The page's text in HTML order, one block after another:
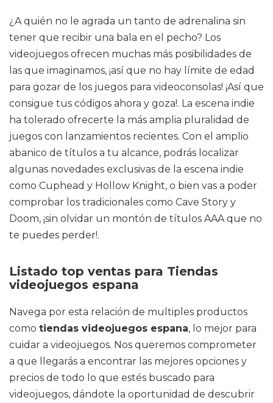
¿A quién no le agrada un tanto de adrenalina sin
tener que recibir una bala en el pecho? Los
videojuegos ofrecen muchas más posibilidades de
las que imaginamos, ¡así que no hay límite de edad
para gozar de los juegos para videoconsolas! ¡Así que
consigue tus códigos ahora y goza!. La escena indie
ha tolerado ofrecerte la más amplia pluralidad de
juegos con lanzamientos recientes. Con el amplio
abanico de títulos a tu alcance, podrás localizar
algunas novedades exclusivas de la escena indie
como Cuphead y Hollow Knight, o bien vas a poder
comprobar los tradicionales como Cave Story y
Doom, ¡sin olvidar un montón de títulos AAA que no
te puedes perder!.
Listado top ventas para Tiendas
videojuegos espana
Navega por esta relación de multiples productos
como tiendas videojuegos espana, lo mejor para
cuidar a videojuegos. Nos queremos comprometer
a que llegarás a encontrar las mejores opciones y
precios de todo lo que estés buscado para
videojuegos, dándote la oportunidad de descubrir